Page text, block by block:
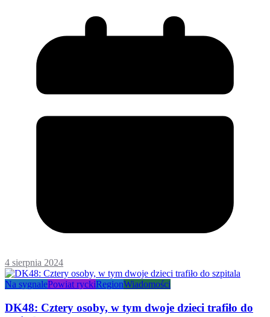
4 sierpnia 2024
Na sygnalePowiat ryckiRegionWiadomości
DK48: Cztery osoby, w tym dwoje dzieci trafiło do